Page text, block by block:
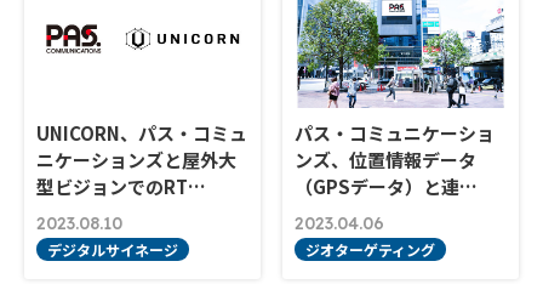
UNICORN、パス・コミュ
ニケーションズと屋外大
型ビジョンでのRT…
2023.08.10
デジタルサイネージ
パス・コミュニケーショ
ンズ、位置情報データ
（GPSデータ）と連…
2023.04.06
ジオターゲティング